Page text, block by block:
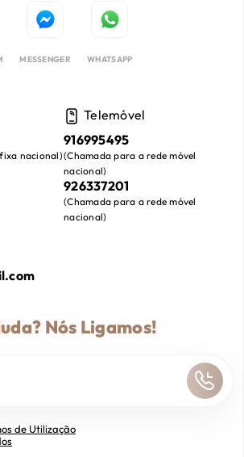
MESSENGER WHATSAPP
nacional)
Telemóvel
916995495
(Chamada para a rede móvel
nacional)
926337201
(Chamada para a rede móvel
nacional)
Nós Ligamos!
de Utilização